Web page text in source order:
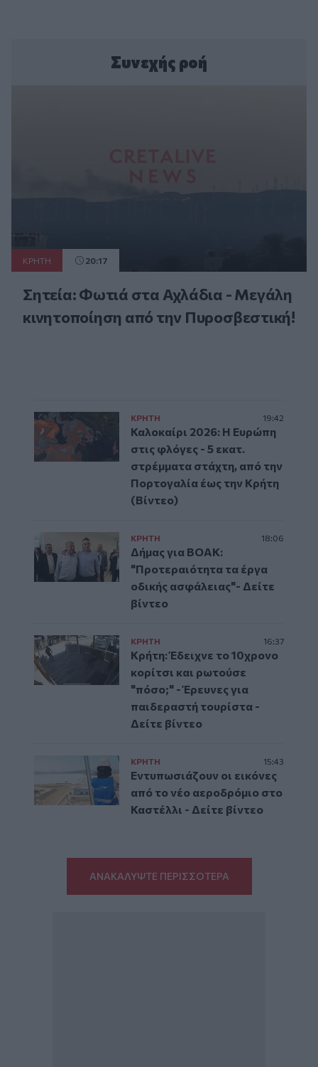
Συνεχής ροή
ΚΡΗΤΗ 20:17
Σητεία: Φωτιά στα Αχλάδια - Μεγάλη
κινητοποίηση από την Πυροσβεστική!
ΚΡΗΤΗ 19:42
Καλοκαίρι 2026: Η Ευρώπη
στις φλόγες - 5 εκατ.
στρέμματα στάχτη, από την
Πορτογαλία έως την Κρήτη
(Βίντεο)
ΚΡΗΤΗ 18:06
Δήμας για ΒΟΑΚ:
"Προτεραιότητα τα έργα
οδικής ασφάλειας"- Δείτε
βίντεο
ΚΡΗΤΗ 16:37
Κρήτη: Έδειχνε το 10χρονο
κορίτσι και ρωτούσε
"πόσο;" - Έρευνες για
παιδεραστή τουρίστα -
Δείτε βίντεο
ΚΡΗΤΗ 15:43
Εντυπωσιάζουν οι εικόνες
από το νέο αεροδρόμιο στο
Καστέλλι - Δείτε βίντεο
ΑΝΑΚΑΛΥΨΤΕ ΠΕΡΙΣΣΟΤΕΡΑ